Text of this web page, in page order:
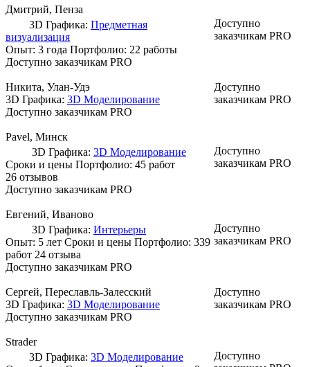
Дмитрий, Пенза
3D Графика: Предметная
визуализация
Опыт: 3 года Портфолио: 22 работы
Доступно заказчикам PRO
Доступно
заказчикам PRO
Никита, Улан-Удэ
3D Графика: 3D Моделирование
Доступно заказчикам PRO
Доступно
заказчикам PRO
Pavel, Минск
3D Графика: 3D Моделирование
Сроки и цены Портфолио: 45 работ
26 отзывов
Доступно заказчикам PRO
Доступно
заказчикам PRO
Евгений, Иваново
3D Графика: Интерьеры
Опыт: 5 лет Сроки и цены Портфолио: 339
работ 24 отзыва
Доступно заказчикам PRO
Доступно
заказчикам PRO
Сергей, Переславль-Залесский
3D Графика: 3D Моделирование
Доступно заказчикам PRO
Доступно
заказчикам PRO
Strader
3D Графика: 3D Моделирование
Доступно